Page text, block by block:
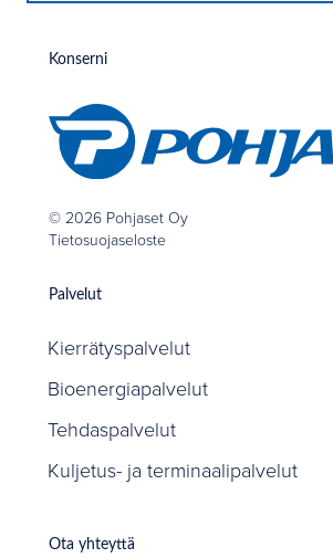
Konserni
© 2026 Pohjaset Oy
Tietosuojaseloste
Palvelut
Kierrätyspalvelut
Bioenergiapalvelut
Tehdaspalvelut
Kuljetus- ja terminaalipalvelut
Ota yhteyttä